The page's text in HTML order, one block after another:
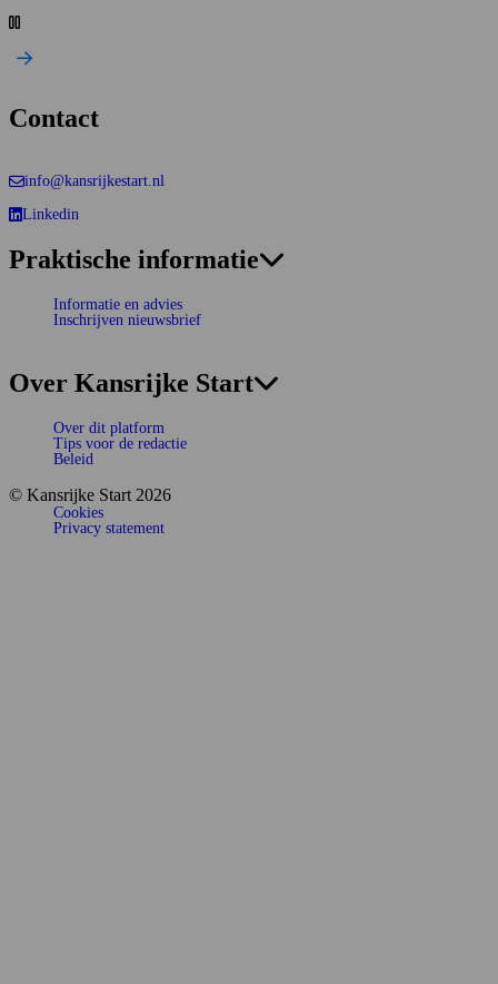
Contact
info@kansrijkestart.nl
Linkedin
Deze link gaat naar een externe website.
Praktische informatie
Informatie en advies
Inschrijven nieuwsbrief
Over Kansrijke Start
Over dit platform
Tips voor de redactie
Beleid
© Kansrijke Start 2026
Cookies
Privacy statement